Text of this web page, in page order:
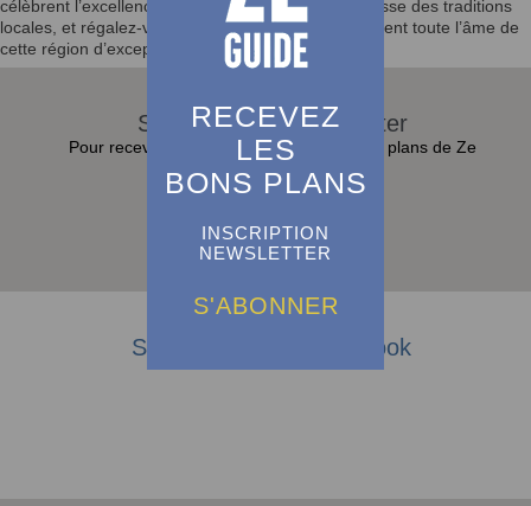
RECEVEZ
LES
BONS PLANS
INSCRIPTION
NEWSLETTER
S'ABONNER
célèbrent l’excellence culinaire française et la richesse des traditions
locales, et régalez-vous avec des saveurs qui reflètent toute l’âme de
cette région d’exception.
S'abonner à la Newsletter
Pour recevoir toutes les actualités et bons plans de Ze
Guide dans sa boite e-mail :
S'abonner
Suivez-nous sur Facebook